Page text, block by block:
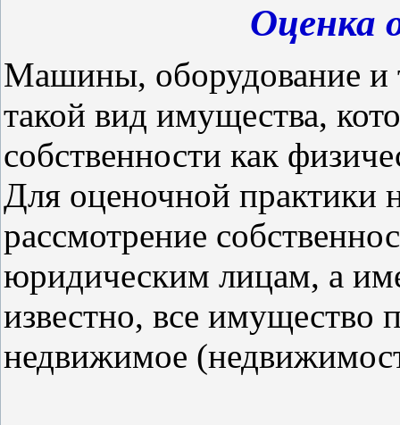
Оценка
Машины, оборудование и
такой вид имущества,
собственности как
Для оценочной практики
рассмотрение
юридическим лицам, а
известно, все имущество
недвижимое